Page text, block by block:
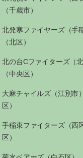
（千歳市）
北発寒ファイヤーズ
（北区）
北の台Cファイター
（中央区）
大麻チャイルズ（江
区）
手稲東ファイターズ
区）